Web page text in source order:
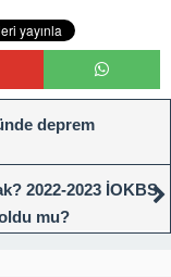
deprem
2022-2023 İOKBS
mu?